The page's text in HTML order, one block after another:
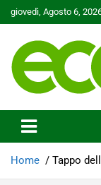
Skip
to
giovedì, Agosto 6,
Ecoo.it
Home Tappo